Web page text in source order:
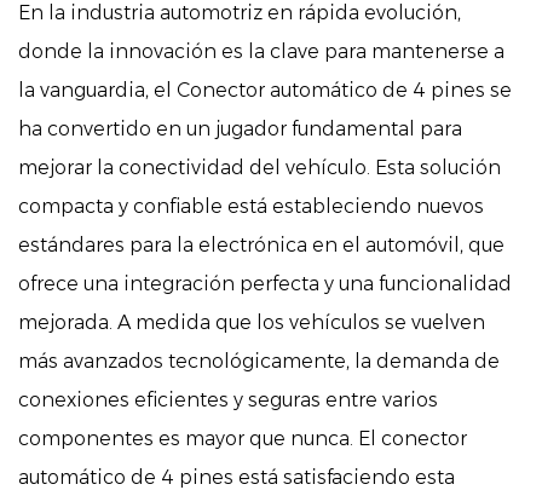
En la industria automotriz en rápida evolución,
donde la innovación es la clave para mantenerse a
la vanguardia, el Conector automático de 4 pines se
ha convertido en un jugador fundamental para
mejorar la conectividad del vehículo. Esta solución
compacta y confiable está estableciendo nuevos
estándares para la electrónica en el automóvil, que
ofrece una integración perfecta y una funcionalidad
mejorada. A medida que los vehículos se vuelven
más avanzados tecnológicamente, la demanda de
conexiones eficientes y seguras entre varios
componentes es mayor que nunca. El conector
automático de 4 pines está satisfaciendo esta